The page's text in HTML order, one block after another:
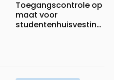
Toegangscontrole op
maat voor
studentenhuisvesting